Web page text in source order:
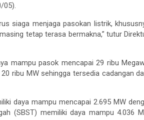
05).
siaga menjaga pasokan listrik,
tetap terasa bermakna,” tutur
mampu pasok mencapai 29 ribu
ribu MW sehingga tersedia cadangan
daya mampu mencapai 2.695 MW
(SBST) memiliki daya mampu 4.036